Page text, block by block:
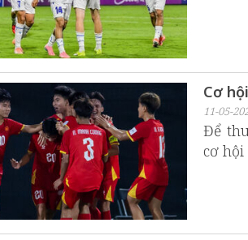
Cơ
11-05-
Để
cơ hội